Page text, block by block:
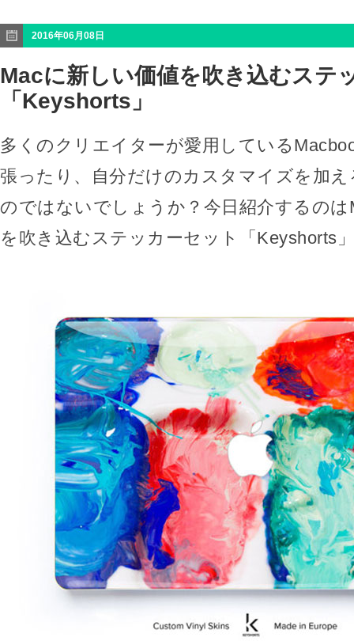
2016年06月08日
Macに新しい価値を吹き込むステ
「Keyshorts」
多くのクリエイターが愛用している
張ったり、自分だけのカスタマイズを加
のではないでしょうか？今日紹介するの
を吹き込むステッカーセット「Keyshorts